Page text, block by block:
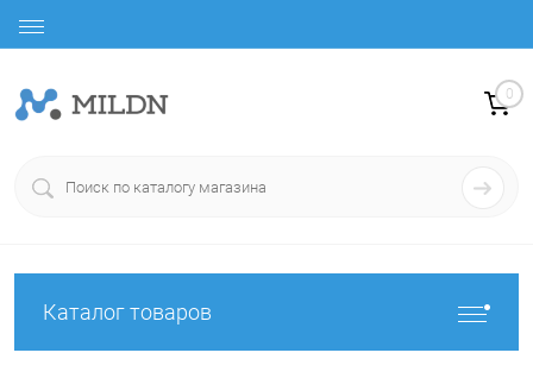
0
Каталог товаров